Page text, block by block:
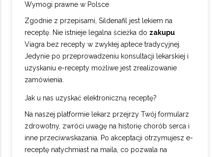
Wymogi prawne w Polsce
Zgodnie z przepisami, Sildenafil jest lekiem na
receptę. Nie istnieje legalna ścieżka do zakupu
Viagra bez recepty w zwykłej aptece tradycyjnej.
Jedynie po przeprowadzeniu konsultacji lekarskiej i
uzyskaniu e-recepty możliwe jest zrealizowanie
zamówienia.
Jak u nas uzyskać elektroniczną receptę?
Na naszej platformie lekarz przejrzy Twój formularz
zdrowotny, zwróci uwagę na historię chorób serca i
inne przeciwwskazania. Po akceptacji otrzymujesz e-
receptę natychmiast na maila, co pozwala na